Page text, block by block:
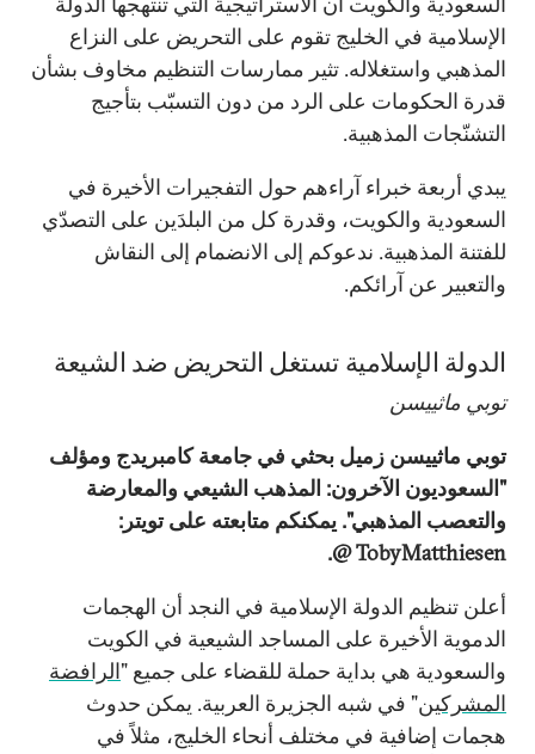
الإسلامية في الخليج تقوم على التحريض على النزاع
المذهبي واستغلاله. تثير ممارسات التنظيم مخاوف بشأن
قدرة الحكومات على الرد من دون التسبّب بتأجيج
التشنّجات المذهبية.
يبدي أربعة خبراء آراءهم حول التفجيرات الأخيرة في
السعودية والكويت، وقدرة كل من البلدَين على التصدّي
للفتنة المذهبية. ندعوكم إلى الانضمام إلى النقاش
والتعبير عن آرائكم.
الدولة الإسلامية تستغل التحريض ضد الشيعة
توبي ماثييسن
توبي ماثييسن زميل بحثي في جامعة كامبريدج ومؤلف
"السعوديون الآخرون: المذهب الشيعي والمعارضة
والتعصب المذهبي". يمكنكم متابعته على تويتر:
TobyMatthiesen @.
أعلن تنظيم الدولة الإسلامية في النجد أن الهجمات
الدموية الأخيرة على المساجد الشيعية في الكويت
والسعودية هي بداية حملة للقضاء على جميع "الرافضة
المشركين" في شبه الجزيرة العربية. يمكن حدوث
هجمات إضافية في مختلف أنحاء الخليج، مثلاً في